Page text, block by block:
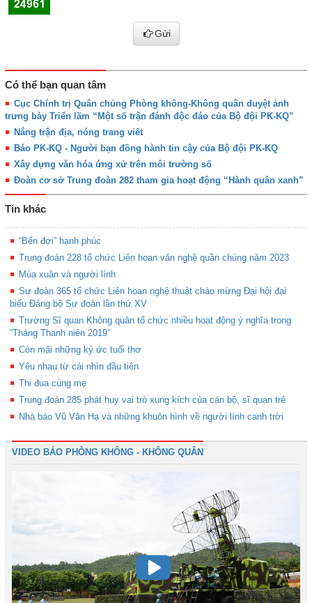
Gửi
Có thể bạn quan tâm
Cục Chính trị Quân chủng Phòng không-Không quân duyệt ảnh
trưng bày Triển lãm “Một số trận đánh độc đáo của Bộ đội PK-KQ”
Nắng trận địa, nóng trang viết
Báo PK-KQ - Người bạn đồng hành tin cậy của Bộ đội PK-KQ
Xây dựng văn hóa ứng xử trên môi trường số
Đoàn cơ sở Trung đoàn 282 tham gia hoạt động “Hành quân xanh”
Tin khác
“Bến đợi” hạnh phúc
Trung đoàn 228 tổ chức Liên hoan văn nghệ quần chúng năm 2023
Mùa xuân và người lính
Sư đoàn 365 tổ chức Liên hoan nghệ thuật chào mừng Đại hội đại
biểu Đảng bộ Sư đoàn lần thứ XV
Trường Sĩ quan Không quân tổ chức nhiều hoạt động ý nghĩa trong
“Tháng Thanh niên 2019”
Còn mãi những ký ức tuổi thơ
Yêu nhau từ cái nhìn đầu tiên
Thi đua cùng mẹ
Trung đoàn 285 phát huy vai trò xung kích của cán bộ, sĩ quan trẻ
Nhà báo Vũ Văn Hạ và những khuôn hình về người lính canh trời
VIDEO BÁO PHÒNG KHÔNG - KHÔNG QUÂN